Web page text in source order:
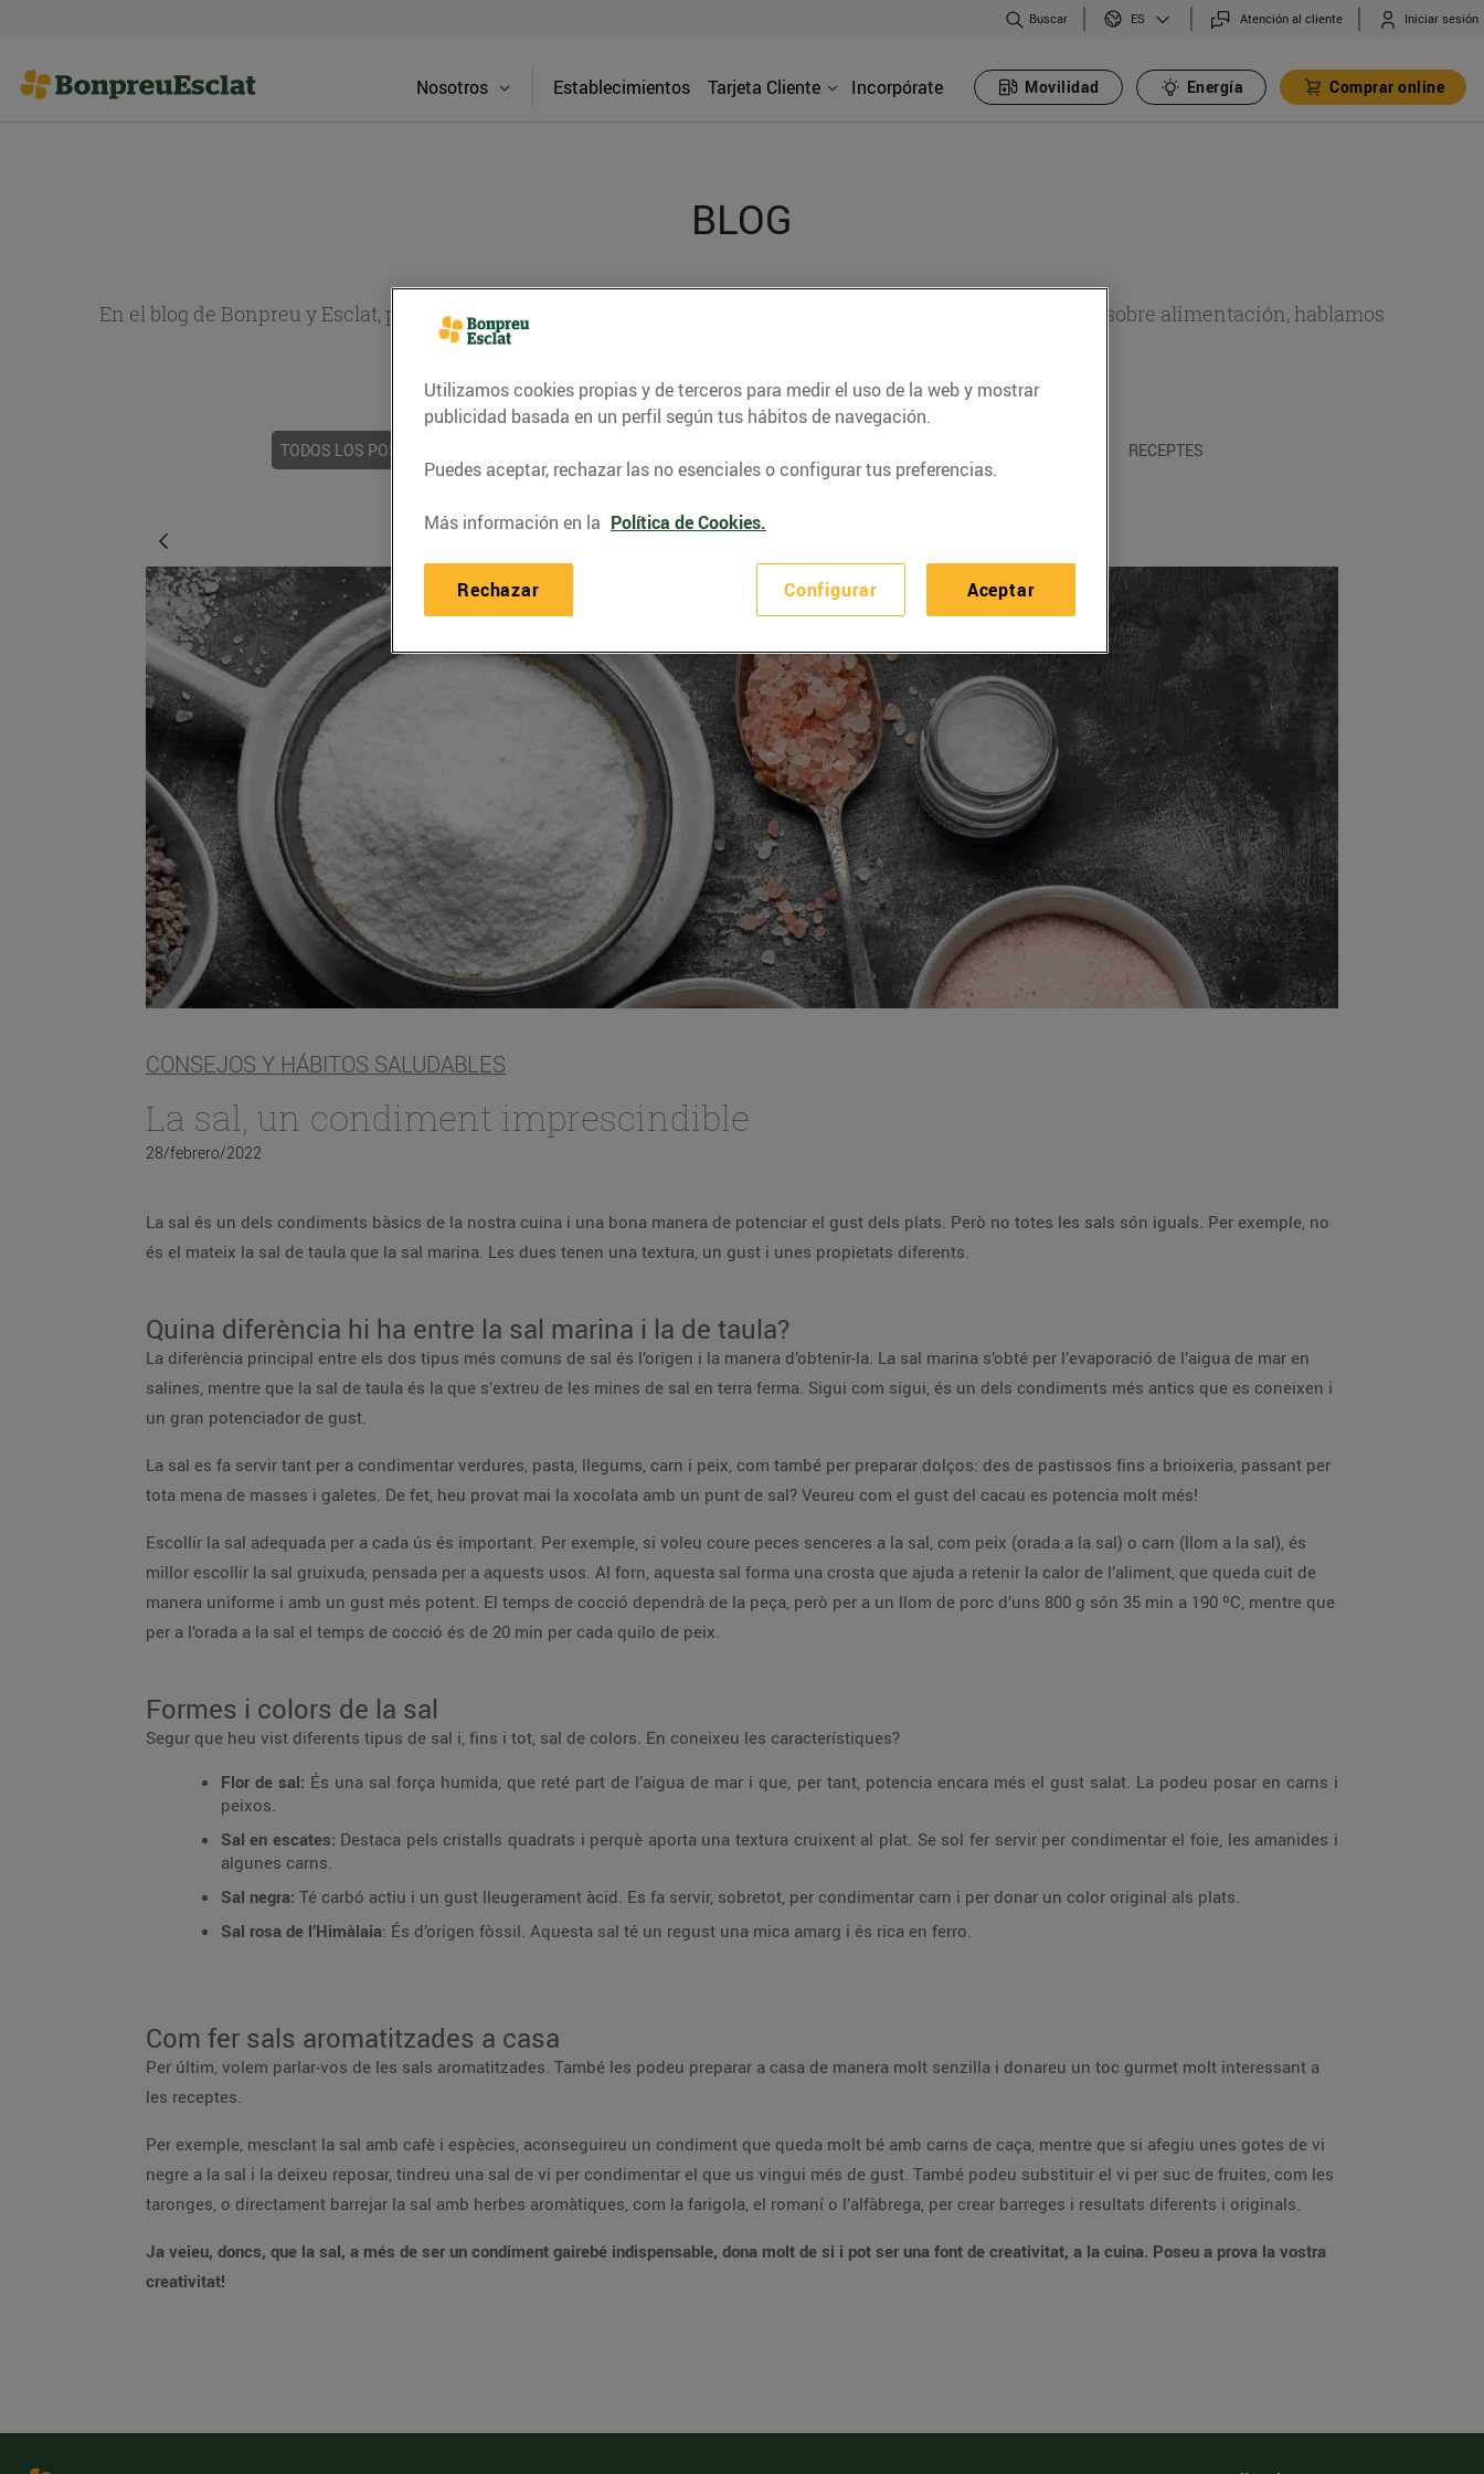
Buscar ES Atención al cliente Iniciar sesión
Nosotros Establecimientos Tarjeta Cliente Incorpórate Movilidad Energía Comprar online
BLOG
En el blog de Bonpreu y Esclat, puedes encontrar recetas, consejos nutricionales, información de actualidad sobre alimentación, hablamos
TODOS LOS POSTS RECEPTES
CONSEJOS Y HÁBITOS SALUDABLES
La sal, un condiment imprescindible
28/febrero/2022
La sal és un dels condiments bàsics de la nostra cuina i una bona manera de potenciar el gust dels plats. Però no totes les sals són iguals. Per exemple, no
és el mateix la sal de taula que la sal marina. Les dues tenen una textura, un gust i unes propietats diferents.
Quina diferència hi ha entre la sal marina i la de taula?
La diferència principal entre els dos tipus més comuns de sal és l’origen i la manera d’obtenir-la. La sal marina s’obté per l’evaporació de l’aigua de mar en
salines, mentre que la sal de taula és la que s’extreu de les mines de sal en terra ferma. Sigui com sigui, és un dels condiments més antics que es coneixen i
un gran potenciador de gust.
La sal es fa servir tant per a condimentar verdures, pasta, llegums, carn i peix, com també per preparar dolços: des de pastissos fins a brioixeria, passant per
tota mena de masses i galetes. De fet, heu provat mai la xocolata amb un punt de sal? Veureu com el gust del cacau es potencia molt més!
Escollir la sal adequada per a cada ús és important. Per exemple, si voleu coure peces senceres a la sal, com peix (orada a la sal) o carn (llom a la sal), és
millor escollir la sal gruixuda, pensada per a aquests usos. Al forn, aquesta sal forma una crosta que ajuda a retenir la calor de l’aliment, que queda cuit de
manera uniforme i amb un gust més potent. El temps de cocció dependrà de la peça, però per a un llom de porc d’uns 800 g són 35 min a 190 ºC, mentre que
per a l’orada a la sal el temps de cocció és de 20 min per cada quilo de peix.
Formes i colors de la sal
Segur que heu vist diferents tipus de sal i, fins i tot, sal de colors. En coneixeu les característiques?
Flor de sal: És una sal força humida, que reté part de l’aigua de mar i que, per tant, potencia encara més el gust salat. La podeu posar en carns i
peixos.
Sal en escates: Destaca pels cristalls quadrats i perquè aporta una textura cruixent al plat. Se sol fer servir per condimentar el foie, les amanides i
algunes carns.
Sal negra: Té carbó actiu i un gust lleugerament àcid. Es fa servir, sobretot, per condimentar carn i per donar un color original als plats.
Sal rosa de l’Himàlaia: És d’origen fòssil. Aquesta sal té un regust una mica amarg i és rica en ferro.
Com fer sals aromatitzades a casa
Per últim, volem parlar-vos de les sals aromatitzades. També les podeu preparar a casa de manera molt senzilla i donareu un toc gurmet molt interessant a
les receptes.
Per exemple, mesclant la sal amb cafè i espècies, aconseguireu un condiment que queda molt bé amb carns de caça, mentre que si afegiu unes gotes de vi
negre a la sal i la deixeu reposar, tindreu una sal de vi per condimentar el que us vingui més de gust. També podeu substituir el vi per suc de fruites, com les
taronges, o directament barrejar la sal amb herbes aromàtiques, com la farigola, el romaní o l’alfàbrega, per crear barreges i resultats diferents i originals.
Ja veieu, doncs, que la sal, a més de ser un condiment gairebé indispensable, dona molt de si i pot ser una font de creativitat, a la cuina. Poseu a prova la vostra
creativitat!
Utilizamos cookies propias y de terceros para medir el uso de la web y mostrar
publicidad basada en un perfil según tus hábitos de navegación.
Puedes aceptar, rechazar las no esenciales o configurar tus preferencias.
Más información en la Política de Cookies.
Configurar
Rechazar Aceptar